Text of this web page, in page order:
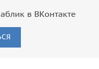
в ВКонтакте